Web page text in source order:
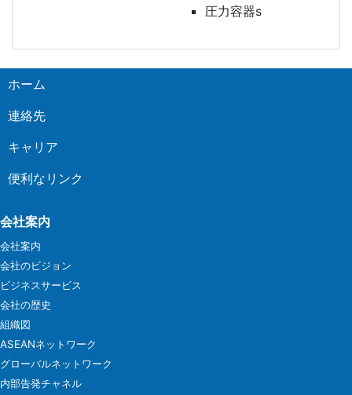
圧力容器s
ホーム
連絡先
キャリア
便利なリンク
会社案内
会社案内
会社のビジョン
ビジネスサービス
会社の歴史
組織図
ASEANネットワーク
グローバルネットワーク
内部告発チャネル